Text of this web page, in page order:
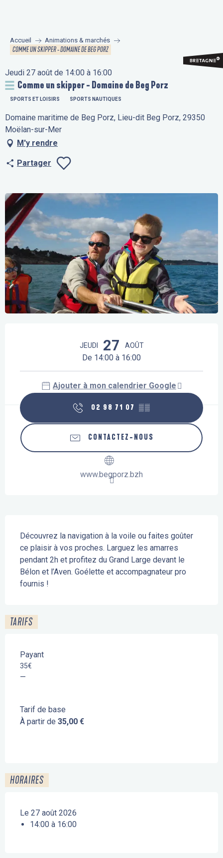
principal
Accueil Animations & marchés
COMME UN SKIPPER - DOMAINE DE BEG PORZ
Jeudi 27 août de 14:00 à 16:00
Comme un skipper - Domaine de Beg Porz
SPORTS ET LOISIRS SPORTS NAUTIQUES
Domaine maritime de Beg Porz, Lieu-dit Beg Porz, 29350
Moëlan-sur-Mer
M'y rendre
Partager
JEUDI 27 AOÛT
De 14:00 à 16:00
Ajouter à mon calendrier Google
02 98 71 07 ▒▒
CONTACTEZ-NOUS
www.begporz.bzh
Découvrez la navigation à la voile ou faites goûter
ce plaisir à vos proches. Larguez les amarres
pendant 2h et profitez du Grand Large devant le
Bélon et l’Aven. Goélette et accompagnateur pro
fournis !
TARIFS
Payant
35€
—
Tarif de base
À partir de 35,00 €
HORAIRES
Le 27 août 2026
14:00 à 16:00